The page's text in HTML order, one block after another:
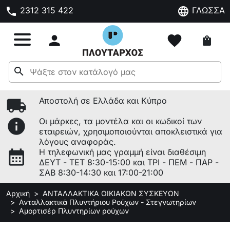
phone 2312 315 422 language ΓΛΩΣΣΑ
 favorite shopping_bag
search
local_shipping Αποστολή σε Ελλάδα και Κύπρο
info
Οι μάρκες, τα μοντέλα και οι κωδικοί των
εταιρειών, χρησιμοποιούνται αποκλειστικά για
λόγους αναφοράς.
calendar_month
Η τηλεφωνική μας γραμμή είναι διαθέσιμη
ΔΕΥΤ - ΤΕΤ 8:30-15:00 και ΤΡΙ - ΠΕΜ - ΠΑΡ -
ΣΑΒ 8:30-14:30 και 17:00-21:00
Αρχική
ΑΝΤΑΛΛΑΚΤΙΚΑ ΟΙΚΙΑΚΩΝ ΣΥΣΚΕΥΩΝ
Ανταλλακτικά Πλυντήριου Ρούχων - Στεγνωτηρίων
Αμορτισέρ Πλυντηρίων ρούχων